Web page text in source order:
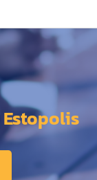
Estopolis